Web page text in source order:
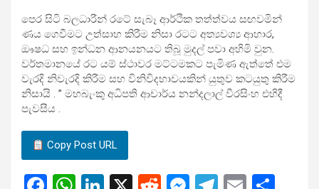
පෙර සිටි බලධාරීන් රටේ සැබෑ ආර්ථික තත්ත්වය සඟවමින්
ණය ගෙවීමට උත්සාහ කිරීම නිසා රටට අත්‍යවශ්‍ය ආහාර,
ඖෂධ සහ ඉන්ධන ආනයනයට තිබූ මුදල් පවා අහිමි වුන.
වර්තමානයේ රට යම් ස්ථාවර මට්ටමකට පැමිණ ඇත්තේ එම
වැරදි නිවැරදි කිරීම සහ විනිවිදභාවයකින් යුතුව කටයුතු කිරීම
නිසායි . ” මහබැංකු අධිපති ආචාර්ය නන්දලාල් වීරසිංහ එහිදී
පැවසීය .
Copy Post URL